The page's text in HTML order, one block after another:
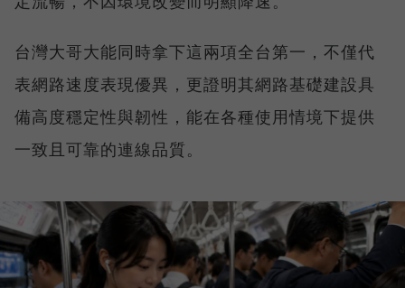
台灣大哥大能同時拿下這兩項全台第一，不僅代
表網路速度表現優異，更證明其網路基礎建設具
備高度穩定性與韌性，能在各種使用情境下提供
一致且可靠的連線品質。